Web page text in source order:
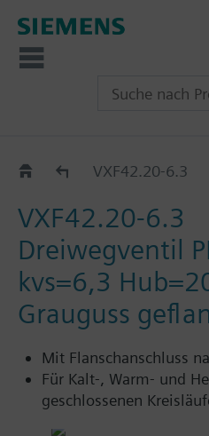
VXF42..VXF42.20-6.3
VXF42.20-6.3
Dreiwegventil
kvs=6,3
Grauguss
Mit Flanschanschluss
Für Kalt-, Warm- und
geschlossenen